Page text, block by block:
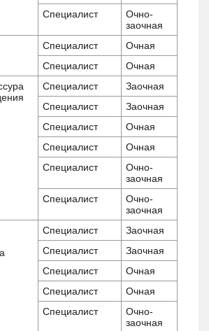
Специалист
Очно-
заочная
Специалист
Очная
Специалист
Очная
Специалист
Заочная
Специалист
Заочная
Специалист
Очная
Специалист
Очная
Специалист
Очно-
заочная
Специалист
Очно-
заочная
Специалист
Заочная
Специалист
Заочная
Специалист
Очная
Специалист
Очная
Специалист
Очно-
заочная